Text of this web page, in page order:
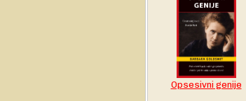
Opsesivni genije